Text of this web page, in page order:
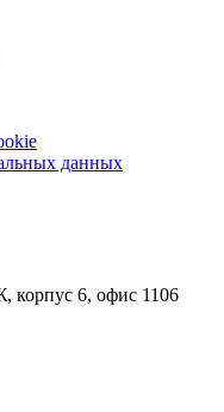
данных
корпус 6, офис 1106